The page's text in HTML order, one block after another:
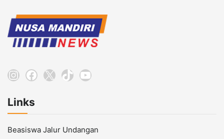
Instagram
Facebook
X TikTokYouTube
Links
Beasiswa Jalur Undangan